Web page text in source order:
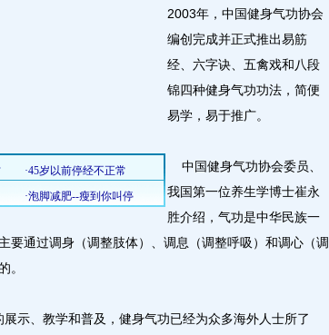
2003年，中国健身气功协会
编创完成并正式推出易筋
经、六字诀、五禽戏和八段
锦四种健身气功功法，简便
易学，易于推广。
中国健身气功协会委员、
我国第一位养生学博士崔永
胜介绍，气功是中华民族一
要通过调身（调整肢体）、调息（调整呼吸）和调心（调
。
示、教学和普及，健身气功已经为众多海外人士所了